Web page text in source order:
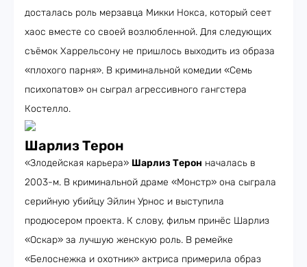
досталась роль мерзавца Микки Нокса, который сеет
хаос вместе со своей возлюбленной. Для следующих
съёмок Харрельсону не пришлось выходить из образа
«плохого парня». В криминальной комедии «Семь
психопатов» он сыграл агрессивного гангстера
Костелло.
Шарлиз Терон
«Злодейская карьера» Шарлиз Терон началась в
2003-м. В криминальной драме «Монстр» она сыграла
серийную убийцу Эйлин Урнос и выступила
продюсером проекта. К слову, фильм принёс Шарлиз
«Оскар» за лучшую женскую роль. В ремейке
«Белоснежка и охотник» актриса примерила образ